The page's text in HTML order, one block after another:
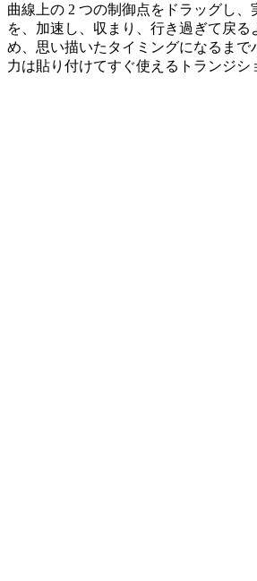
曲線上の 2 つの制御点をドラッグし
を、加速し、収まり、行き過ぎて戻
め、思い描いたタイミングになるま
力は貼り付けてすぐ使えるトランジ